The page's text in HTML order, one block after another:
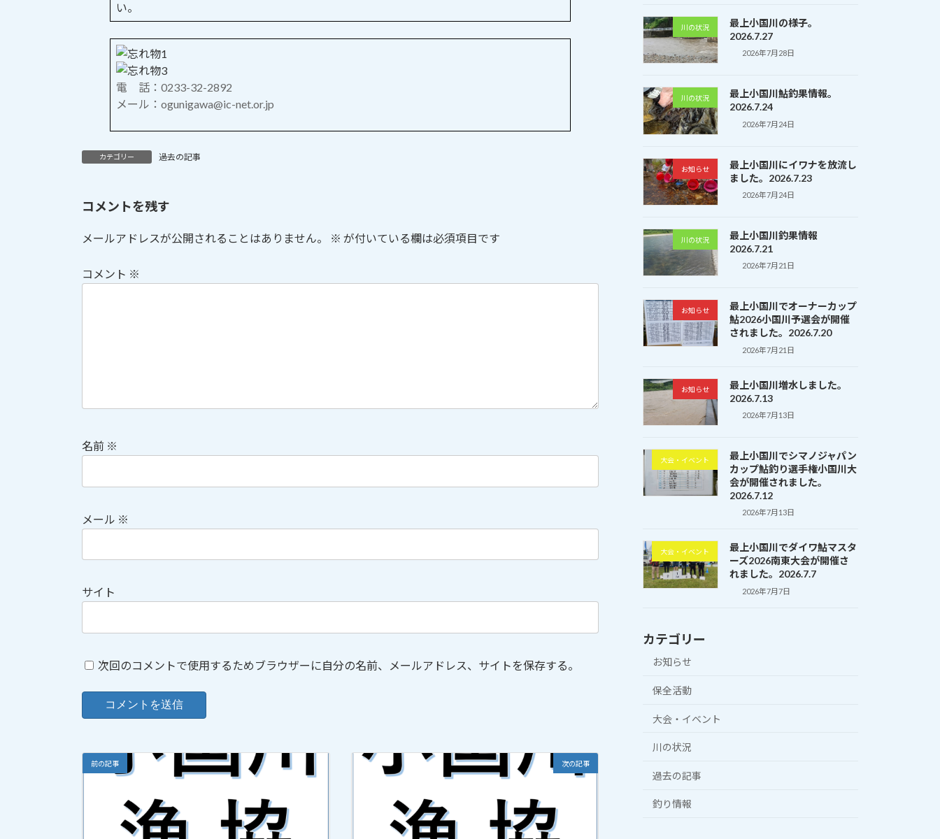
い。
電 話：0233-32-2892
メール：ogunigawa@ic-net.or.jp
カテゴリー 過去の記事
コメントを残す
メールアドレスが公開されることはありません。 ※ が付いている欄は必須項目です
コメント ※
名前 ※
メール ※
サイト
次回のコメントで使用するためブラウザーに自分の名前、メールアドレス、サイトを保存する。
前の記事 次の記事
川の状況
最上小国川の様子。
2026.7.27
2026年7月28日
川の状況
最上小国川鮎釣果情報。
2026.7.24
2026年7月24日
お知らせ
最上小国川にイワナを放流し
ました。2026.7.23
2026年7月24日
川の状況
最上小国川釣果情報
2026.7.21
2026年7月21日
お知らせ
最上小国川でオーナーカップ
鮎2026小国川予選会が開催
されました。2026.7.20
2026年7月21日
お知らせ
最上小国川増水しました。
2026.7.13
2026年7月13日
大会・イベント
最上小国川でシマノジャパン
カップ鮎釣り選手権小国川大
会が開催されました。
2026.7.12
2026年7月13日
大会・イベント
最上小国川でダイワ鮎マスタ
ーズ2026南東大会が開催さ
れました。2026.7.7
2026年7月7日
カテゴリー
お知らせ
保全活動
大会・イベント
川の状況
過去の記事
釣り情報